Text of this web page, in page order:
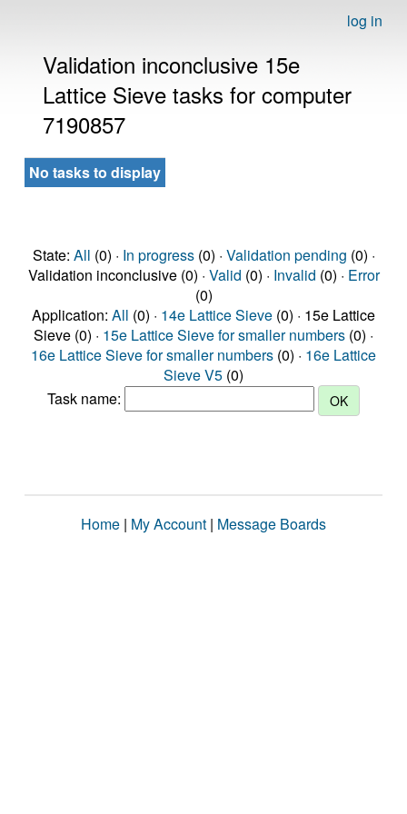
log in
Validation inconclusive 15e
Lattice Sieve tasks for computer
7190857
No tasks to display
State: All (0) · In progress(0) · Validation pending (0) ·
Validation inconclusive (0) · Valid (0) · Invalid (0) · Error
(0)
Application: All (0) · 14e Lattice Sieve (0) · 15e Lattice
Sieve (0) · 15e Lattice Sieve for smaller numbers (0) ·
16e Lattice Sieve for smaller numbers (0) · 16e Lattice
Sieve V5 (0)
Task name:
Home | My Account | Message Boards